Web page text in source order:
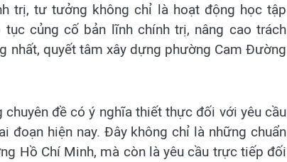
trị, tư tưởng không chỉ là hoạt động học tập
củng cố bản lĩnh chính trị, nâng cao trách
nhất, quyết tâm xây dựng phường Cam Đường
đề có ý nghĩa thiết thực đối với yêu cầu
đoạn hiện nay. Đây không chỉ là những chuẩn
Hồ Chí Minh, mà còn là yêu cầu trực tiếp đối